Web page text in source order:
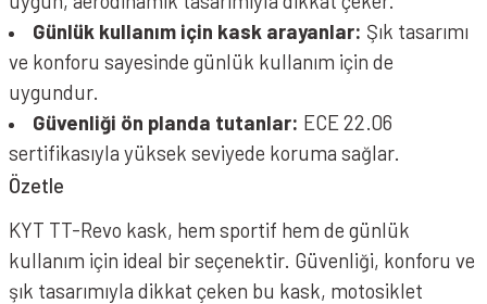
Günlük kullanım için kask arayanlar: Şık tasarımı
ve konforu sayesinde günlük kullanım için de
uygundur.
Güvenliği ön planda tutanlar: ECE 22.06
sertifikasıyla yüksek seviyede koruma sağlar.
Özetle
KYT TT-Revo kask, hem sportif hem de günlük
kullanım için ideal bir seçenektir. Güvenliği, konforu ve
şık tasarımıyla dikkat çeken bu kask, motosiklet